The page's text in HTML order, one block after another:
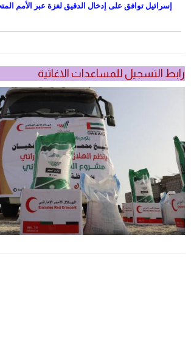
إسرائيل توافق على إدخال الدقيق لغزة عبر الأمم
رابط التسجيل للمساعدات الاغاثية